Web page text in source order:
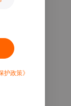
护政策》